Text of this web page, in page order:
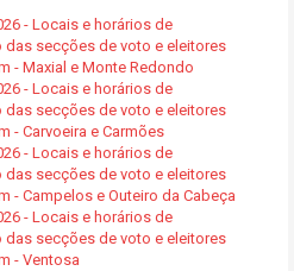
- Locais e horários de
das secções de voto e eleitores
- Maxial e Monte Redondo
- Locais e horários de
das secções de voto e eleitores
- Carvoeira e Carmões
- Locais e horários de
das secções de voto e eleitores
- Campelos e Outeiro da Cabeça
- Locais e horários de
das secções de voto e eleitores
- Ventosa